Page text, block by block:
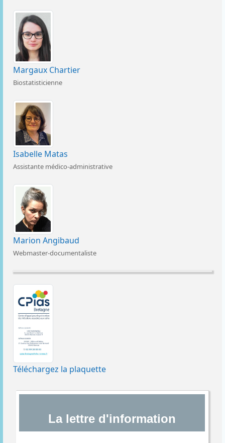
Margaux Chartier
Biostatisticienne
Isabelle Matas
Assistante médico-administrative
Marion Angibaud
Webmaster-documentaliste
Téléchargez la plaquette
La lettre d'information